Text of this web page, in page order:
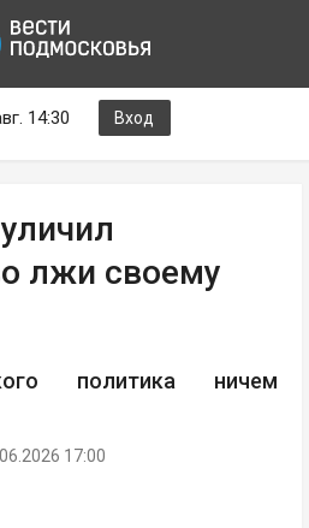
14:30 Вход
лжи своему
политика ничем
17:00